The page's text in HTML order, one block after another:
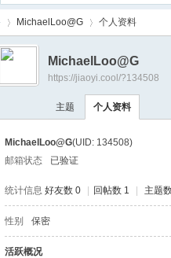
›
MichaelLoo@G 个人资料
MichaelLoo@G
https://jiaoyi.cool/?134508
主题 个人资料
MichaelLoo@G(UID: 134508)
邮箱状态
已验证
统计信息 好友数 0 回帖数 1 主题
性别 保密
活跃概况